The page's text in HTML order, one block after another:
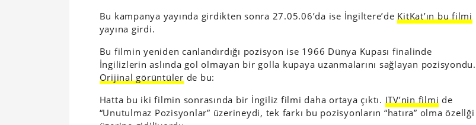
Bu kampanya yayında girdikten sonra 27.05.06’da ise İngiltere’de KitKat’ın bu filmi
yayına girdi.
Bu filmin yeniden canlandırdığı pozisyon ise 1966 Dünya Kupası finalinde
İngilizlerin aslında gol olmayan bir golla kupaya uzanmalarını sağlayan pozisyondu.
Orijinal görüntüler de bu:
Hatta bu iki filmin sonrasında bir İngiliz filmi daha ortaya çıktı. ITV’nin filmi de
“Unutulmaz Pozisyonlar” üzerineydi, tek farkı bu pozisyonların “hatıra” olma özellği